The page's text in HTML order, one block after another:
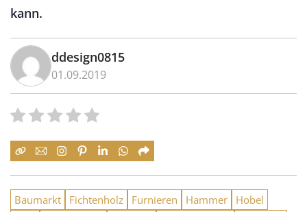
kann.
ddesign0815
01.09.2019
Baumarkt Fichtenholz Furnieren Hammer
Hobel